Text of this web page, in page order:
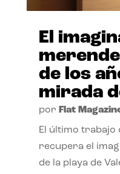
El
de los
mirada
por Flat
El último trabajo
recupera el
de la playa de